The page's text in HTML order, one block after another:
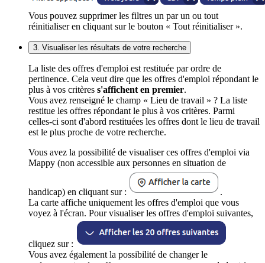
Vous pouvez supprimer les filtres un par un ou tout
réinitialiser en cliquant sur le bouton « Tout réinitialiser ».
3. Visualiser les résultats de votre recherche
La liste des offres d'emploi est restituée par ordre de
pertinence. Cela veut dire que les offres d'emploi répondant le
plus à vos critères s'affichent en premier.
Vous avez renseigné le champ « Lieu de travail » ? La liste
restitue les offres répondant le plus à vos critères. Parmi
celles-ci sont d'abord restituées les offres dont le lieu de travail
est le plus proche de votre recherche.
Vous avez la possibilité de visualiser ces offres d'emploi via
Mappy (non accessible aux personnes en situation de
handicap) en cliquant sur :
.
La carte affiche uniquement les offres d'emploi que vous
voyez à l'écran. Pour visualiser les offres d'emploi suivantes,
cliquez sur :
Vous avez également la possibilité de changer le